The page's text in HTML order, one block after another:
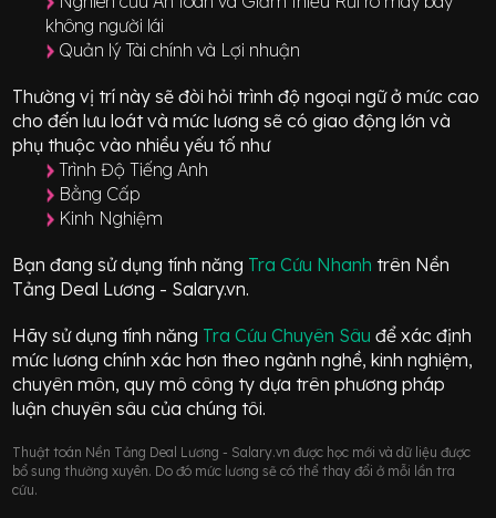
không người lái
Quản lý Tài chính và Lợi nhuận
Thường vị trí này sẽ đòi hỏi trình độ ngoại ngữ ở mứccao
cho đến lưu loát và mức lương sẽ có giao độnglớn và
phụ thuộc vào nhiều yếu tố như
Trình Độ Tiếng Anh
Bằng Cấp
Kinh Nghiệm
Bạn đang sử dụng tính năng Tra Cứu Nhanh trên Nền
Tảng Deal Lương - Salary.vn.
Hãy sử dụng tính năng Tra Cứu Chuyên Sâuđể xác định
mức lương chính xác hơn theo ngành nghề, kinh nghiệm,
chuyên môn, quy mô công ty dựa trên phương pháp
luận chuyên sâu của chúng tôi.
Thuật toán Nền Tảng Deal Lương - Salary.vn được học mới và dữ liệu được
bổ sung thường xuyên. Do đó mức lương sẽ có thể thay đổi ở mỗi lần tra
cứu.